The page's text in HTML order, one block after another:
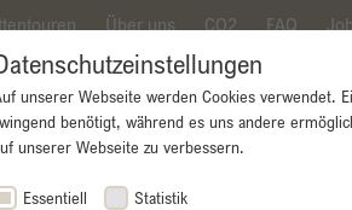
Über uns CO2 FAQ
Rennrad E-Bike
unserer Webseite werden Cookies verwendet.
benötigt, während es uns andere
unserer Webseite zu verbessern.
Essentiell Statistik